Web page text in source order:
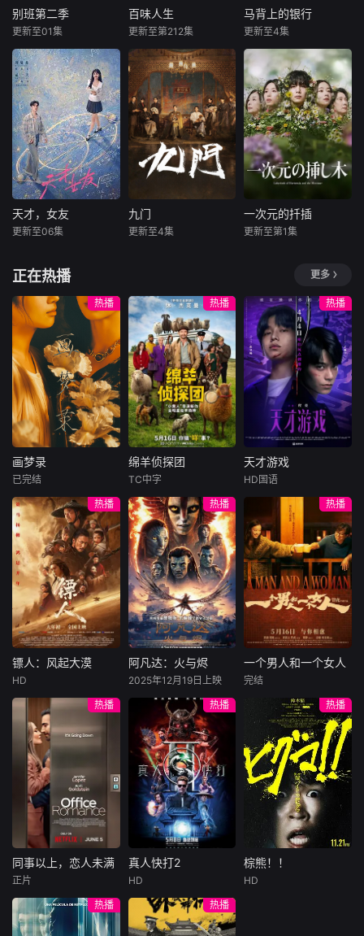
症，从此走上虐心
旅途。米良火速回
出。米良不再相信
情感，空虚
念日当晚，一段突
如其来的直播视频
日常。视频中，戴
着面具的丈夫正与
一名陌生女
别班第二季
二阶堂富美
第二季故事将
紧接前作结局展
开，以自卫队直辖
的非公开组织「别
班」为核心，描绘
了公安、国际恐怖
行动与家族羁绊。
别班第二季
更新至01集
百味人生
王振复
本剧以家族情
仇与时代情怀为主
轴，剧情叙述一场
突如其来的意外，
让「五秀园」的传
奇厨神总舖师万里
师(刘汉强饰)蒙冤
身亡，爱女(王乐妍
饰)坠海失踪，昔日
并肩打拼的四位弟
百味人生
更新至第212集
马背上的银行
姬晓飞
抗战时期，日伪大
肆发行伪钞，肆意
扰乱根据地金融秩
序、掠夺战略物
资。为守住敌后经
济命脉，我党革命
干部高景波、徐邵
在太行山根据地秘
密筹备冀南银行。
马背上的银行
更新至4集
天才，女友
根据素光同同
名小说改编。江逾
白长大以后，林知
夏忽然对他说：“江
逾白，我喜欢你，
哲学和生物学意义
上的喜欢。”那个夜
晚，他脸颊微热，
还听见自己加速的
心跳声……
天才，女友
更新至06集
九门
沙风云再起之时，
张启山（陈伟霆
饰）与吴老狗（曾
舜晞 饰）强强联
手，携手霍仙姑
（陈瑶 饰）与九门
诸人共赴冒险奇
局。一桩401部队
的神秘失踪事件，
牵出百年尘封的惊
天秘辛。生死抉
择、兄弟之情、门
派担当与家国大义
相互交织。九门众
人用热血和牺牲，
守护家园，共渡难
关。
九门
更新至4集
一次元的扦插
遗传学研究室的博
士生七濑悠（山田
凉介 饰）一直无法
走出义妹紫阳失踪
的阴影。某日，他
受命对一具在喜马
拉雅山脉发现、距
今 200 年的古人骨
进行 DNA 鉴定，
却惊觉其结果与失
踪四年的妹妹完全
一致。正当他试图
探寻真相时，导师
意外遇害，研究室
的遗骨也离奇失
窃。面对不断反转
的真相与未知的阴
谋，悠必须在时空
交错的线索中拨开
迷雾。
一次元的扦插
更新至第1集
正在热播 更多
热播
画梦录
林柏叡
民国的上海滩，身
怀绝技的孤女画师
许雁真，意外与身
陷危局的融汇银行
总账姜心羽产生交
集。姜心羽遭人陷
害，只得与许雁真
结盟，彼时银行欲
将国宝名画低价卖
给外国人，许雁真
仿造名画、偷天换
日。几经波折，两
人联手在各方势力
的夹缝间巧妙周
旋，共历险阻，破
解重重困境。
画梦录
已完结
热播
绵羊侦探团
尼可拉斯·博朗
尼古拉斯·加利齐纳
牧羊人乔治
（休·杰克曼饰）最
爱给羊群读侦探小
说，没想到自己有
一天会离奇死亡。
他留下的3000万
巨额遗产，让每个
人貌似都有犯罪动
机。警察毫无头绪
“不务正业”迈出牧
场，追查牧羊人“躺
平
绵羊侦探团
TC中字
热播
天才游戏
李蔓瑄
穷途末路的天才少
年刘全龙（彭昱畅
饰），被偏执富家
公子陈伦（丁禹兮
饰）选中，被迫踏
入一场为他量身打
造的“换命游戏”。
豪华别墅、名车名
表、神秘女友全部
备齐，在陈伦的精
瞬间拥有顶配人
生。
天才游戏
HD国语
热播
镖人：风起大漠
于适
大漠之上，镖人、
官府、西域五大家
族等多方势力盘根
错节、暗潮涌动。
“天字第二号逃犯”
刀马接下特殊押镖
任务，和同伴一起
从西域护镖远赴长
安。不料，他们的
护送对象竟是“天字
郎……天下熙熙皆
为利来，各方势力
镖人：风起大漠
HD
热播
阿凡达：火与烬
佐伊·索尔达娜
西格妮·韦弗
影片聚焦杰克·萨利
与奈蒂莉一家的命
运起伏，在前作的
情感余波之上，深
刻描绘一个家族在
战火中如何成长、
并共同守护血脉相
连的情感纽带的历
程，从而将故事推
维度。此外，潘多
拉的全新领域也即
阿凡达：火与烬
2025年12月19日上映
热播
一个男人和一个女人
周汉宁
男人（黄渤
饰）和女人（倪妮
饰）飞机同时落
地，入住同一家酒
店，成为一墙之隔
的邻居。不够隔音
的房间暴露了男人
和女人因生活暂停
陷入的困境，健
康、家庭、婚姻、
一个男人和一个女人
完结
热播
同事以上，恋人未满
布雷特·戈德斯坦
贝蒂·吉尔平
同事以上，恋人未满
正片
热播
真人快打2
阿德莱恩·鲁道夫
杰西卡·麦克娜美
真人快打2
HD
热播
棕熊！！
棕熊！！
HD
热播
热播